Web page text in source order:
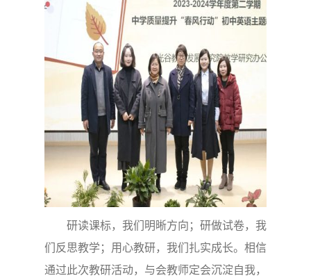
研读课标，我们明晰方向；研做试卷，我
们反思教学；用心教研，我们扎实成长。相信
通过此次教研活动，与会教师定会沉淀自我，